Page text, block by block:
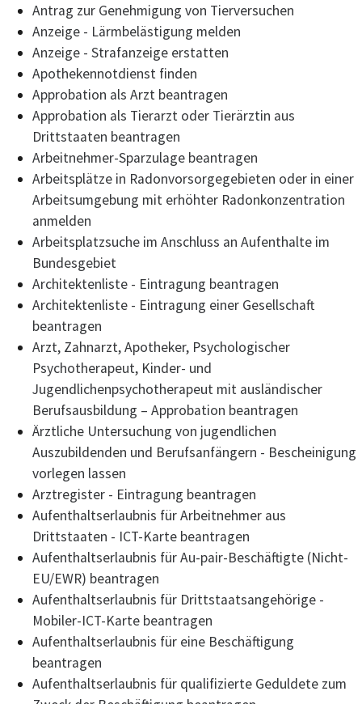
Antrag zur Genehmigung von Tierversuchen
Anzeige - Lärmbelästigung melden
Anzeige - Strafanzeige erstatten
Apothekennotdienst finden
Approbation als Arzt beantragen
Approbation als Tierarzt oder Tierärztin aus
Drittstaaten beantragen
Arbeitnehmer-Sparzulage beantragen
Arbeitsplätze in Radonvorsorgegebieten oder in einer
Arbeitsumgebung mit erhöhter Radonkonzentration
anmelden
Arbeitsplatzsuche im Anschluss an Aufenthalte im
Bundesgebiet
Architektenliste - Eintragung beantragen
Architektenliste - Eintragung einer Gesellschaft
beantragen
Arzt, Zahnarzt, Apotheker, Psychologischer
Psychotherapeut, Kinder- und
Jugendlichenpsychotherapeut mit ausländischer
Berufsausbildung – Approbation beantragen
Ärztliche Untersuchung von jugendlichen
Auszubildenden und Berufsanfängern - Bescheinigung
vorlegen lassen
Arztregister - Eintragung beantragen
Aufenthaltserlaubnis für Arbeitnehmer aus
Drittstaaten - ICT-Karte beantragen
Aufenthaltserlaubnis für Au-pair-Beschäftigte (Nicht-
EU/EWR) beantragen
Aufenthaltserlaubnis für Drittstaatsangehörige -
Mobiler-ICT-Karte beantragen
Aufenthaltserlaubnis für eine Beschäftigung
beantragen
Aufenthaltserlaubnis für qualifizierte Geduldete zum